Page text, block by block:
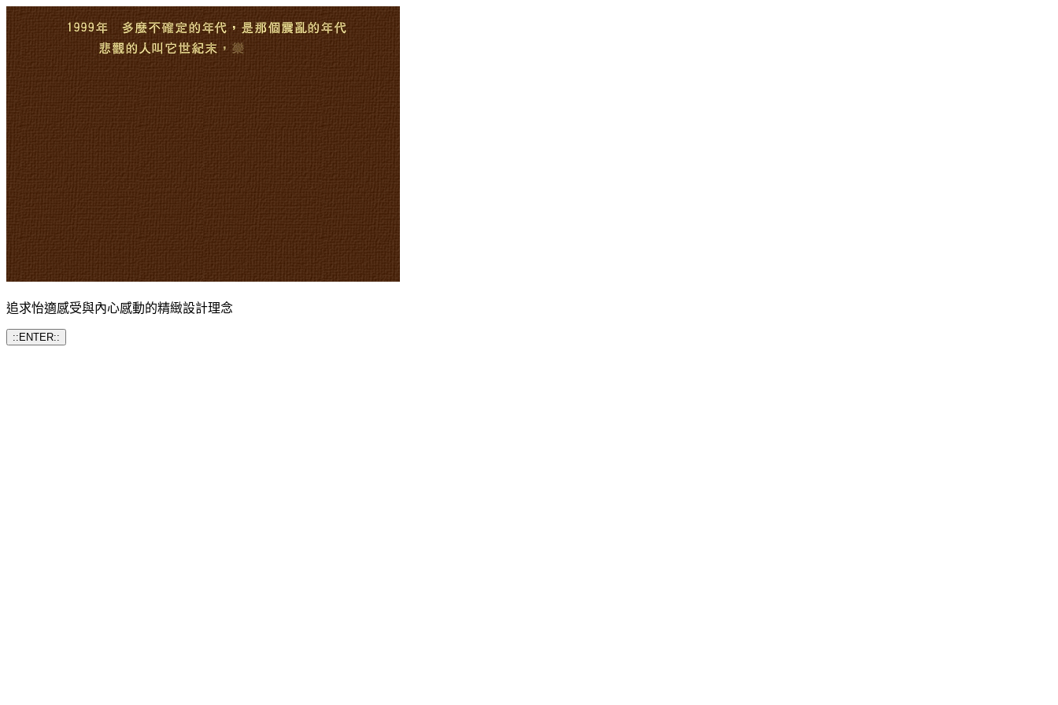
追求怡適感受與內心感動的精緻設計理念
:: ENTER::